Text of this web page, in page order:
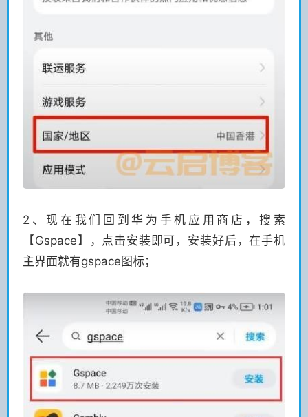
2、现在我们回到华为手机应用商店，搜索
【Gspace】，点击安装即可，安装好后，在手机
主界面就有gspace图标；